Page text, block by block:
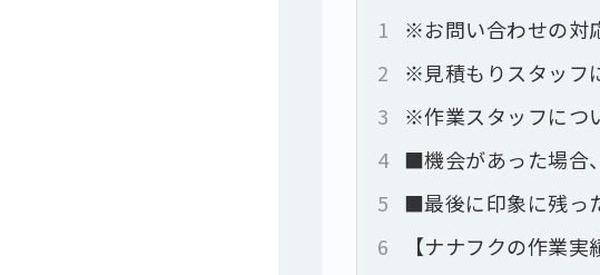
1
※お問い合わせの対
2
※見積もりスタッフ
3
※作業スタッフにつ
4 ■機会があった場合
5
■最後に印象に残っ
6
【ナナフクの作業実